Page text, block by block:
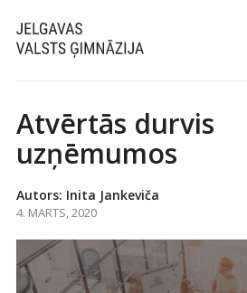
Atvērtās durvis
uzņēmumos
Autors: Inita Jankeviča
4. MARTS, 2020